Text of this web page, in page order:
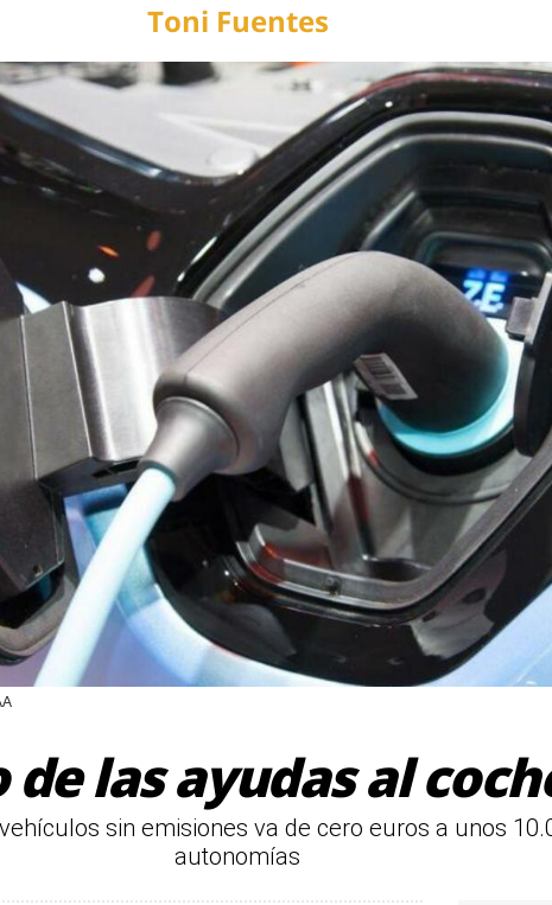
Toni Fuentes
las ayudas al
sin emisiones va de cero euros a unos
autonomías